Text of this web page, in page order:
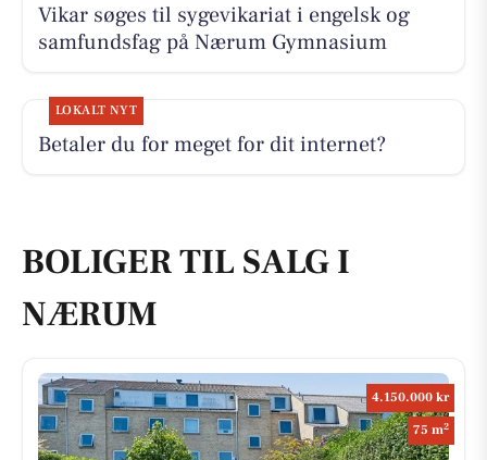
Vikar søges til sygevikariat i engelsk og
samfundsfag på Nærum Gymnasium
LOKALT NYT
Betaler du for meget for dit internet?
BOLIGER TIL SALG I
NÆRUM
4.150.000 kr
75 m2